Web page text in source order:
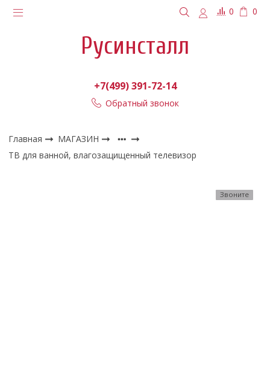
0 0
Русинсталл
+7(499) 391-72-14
Обратный звонок
Главная
МАГАЗИН
ТВ для ванной, влагозащищенный телевизор
Звоните